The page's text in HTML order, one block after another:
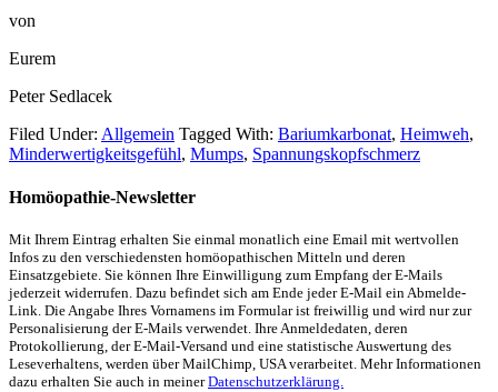
von
Eurem
Peter Sedlacek
Filed Under: Allgemein Tagged With: Bariumkarbonat, Heimweh,
Minderwertigkeitsgefühl, Mumps, Spannungskopfschmerz
Homöopathie-Newsletter
Mit Ihrem Eintrag erhalten Sie einmal monatlich eine Email mit wertvollen
Infos zu den verschiedensten homöopathischen Mitteln und deren
Einsatzgebiete. Sie können Ihre Einwilligung zum Empfang der E-Mails
jederzeit widerrufen. Dazu befindet sich am Ende jeder E-Mail ein Abmelde-
Link. Die Angabe Ihres Vornamens im Formular ist freiwillig und wird nur zur
Personalisierung der E-Mails verwendet. Ihre Anmeldedaten, deren
Protokollierung, der E-Mail-Versand und eine statistische Auswertung des
Leseverhaltens, werden über MailChimp, USA verarbeitet. Mehr Informationen
dazu erhalten Sie auch in meinerDatenschutzerklärung.